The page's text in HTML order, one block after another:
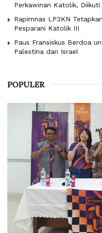
Perkawinan Katolik, Diikuti
Rapimnas LP3KN
Pesparani Katolik III
Paus Fransiskus Berdoa
Palestina dan Israel
POPULER